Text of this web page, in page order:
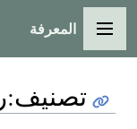
القائمة الرئيسية
المعرفة
تصنيف: